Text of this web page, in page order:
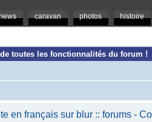
caravan photos histoire
toutes les fonctionnalités du forum !
en français sur blur :: forums -